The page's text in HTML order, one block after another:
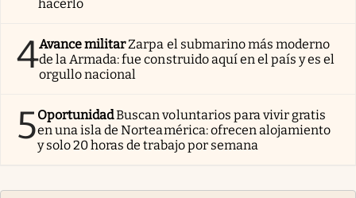
hacerlo
4Avance militarZarpa el submarino más moderno
de la Armada: fue construido aquí en el país y es el
orgullo nacional
5OportunidadBuscan voluntarios para vivir gratis
en una isla de Norteamérica: ofrecen alojamiento
y solo 20 horas de trabajo por semana